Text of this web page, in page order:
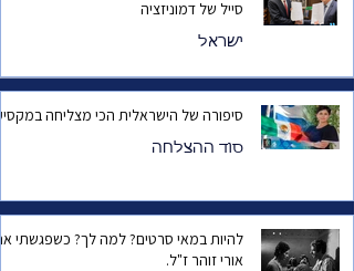
סייל של דמוניזציה
ישראל
סיפורה של הישראלית הכי מצליחה
סוד ההצלחה
להיות במאי סרטים? למה לך? כשפגשתי
אורי זוהר ז"ל.